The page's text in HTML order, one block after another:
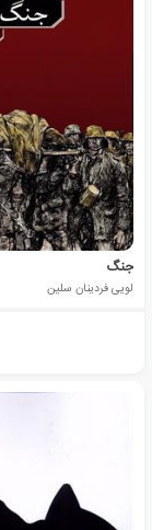
جنگ
لویی فردینان سلین